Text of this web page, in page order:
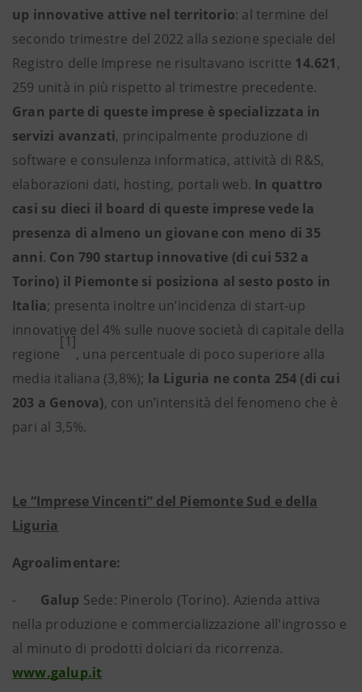
up innovative attive nel territorio: al termine del
secondo trimestre del 2022 alla sezione speciale del
Registro delle Imprese ne risultavano iscritte 14.621,
259 unità in più rispetto al trimestre precedente.
Gran parte di queste imprese è specializzata in
servizi avanzati, principalmente produzione di
software e consulenza informatica, attività di R&S,
elaborazioni dati, hosting, portali web. In quattro
casi su dieci il board di queste imprese vede la
presenza di almeno un giovane con meno di 35
anni. Con 790 startup innovative (di cui 532 a
Torino) il Piemonte si posiziona al sesto posto in
Italia; presenta inoltre un’incidenza di start-up
innovative del 4% sulle nuove società di capitale della
regione
[1]
, una percentuale di poco superiore alla
media italiana (3,8%); la Liguria ne conta 254 (di cui
203 a Genova), con un’intensità del fenomeno che è
pari al 3,5%.
Le “Imprese Vincenti” del Piemonte Sud e della
Liguria
Agroalimentare:
- Galup Sede: Pinerolo (Torino). Azienda attiva
nella produzione e commercializzazione all'ingrosso e
al minuto di prodotti dolciari da ricorrenza.
www.galup.it